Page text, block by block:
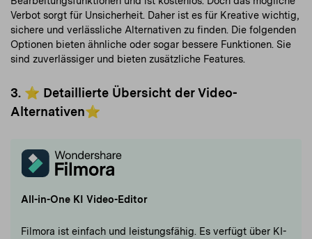
Verbot sorgt für Unsicherheit. Daher ist es für Kreative wichtig,
sichere und verlässliche Alternativen zu finden. Die folgenden
Optionen bieten ähnliche oder sogar bessere Funktionen. Sie
sind zuverlässiger und bieten zusätzliche Features.
3. ⭐ Detaillierte Übersicht der Video-
Alternativen⭐
All-in-One KI Video-Editor
Filmora ist einfach und leistungsfähig. Es verfügt über KI-